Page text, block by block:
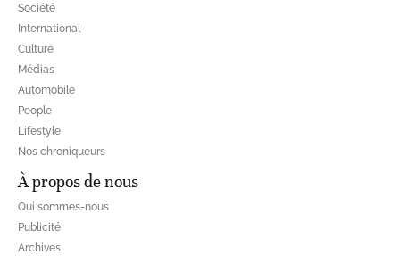
Société
International
Culture
Médias
Automobile
People
Lifestyle
Nos chroniqueurs
À propos de nous
Qui sommes-nous
Publicité
Archives